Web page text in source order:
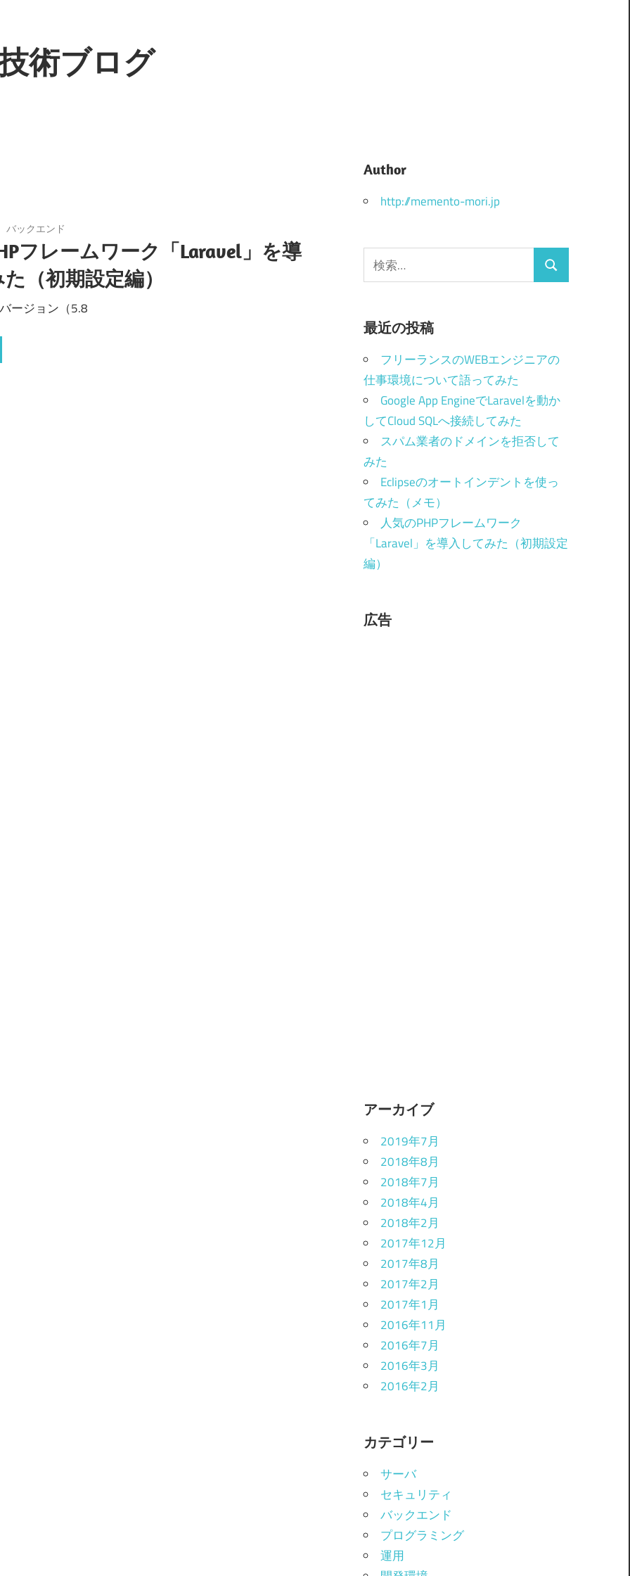
術ブログ
バックエンド
フレームワーク「Laravel」を導
（初期設定編）
ージョン（5.8
Author
http://memento-mori.jp
索:
検
最近の投稿
フリーランスのWEBエンジニアの
仕事環境について語ってみた
Google App EngineでLaravelを動か
してCloud SQLへ接続してみた
スパム業者のドメインを拒否して
みた
Eclipseのオートインデントを使っ
てみた（メモ）
人気のPHPフレームワーク
「Laravel」を導入してみた（初期設定
編）
広告
アーカイブ
2019年7月
2018年8月
2018年7月
2018年4月
2018年2月
2017年12月
2017年8月
2017年2月
2017年1月
2016年11月
2016年7月
2016年3月
2016年2月
カテゴリー
サーバ
セキュリティ
バックエンド
プログラミング
運用